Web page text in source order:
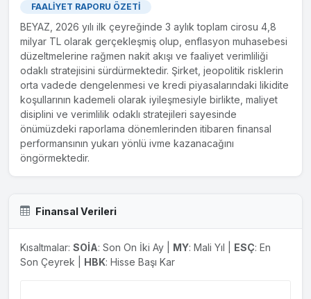
Yeni bayilik alımı ile ilgili görüşmelere başlanması
FAALİYET RAPORU ÖZETİ
BEYAZ, 2026 yılı ilk çeyreğinde 3 aylık toplam cirosu 4,8
milyar TL olarak gerçekleşmiş olup, enflasyon muhasebesi
düzeltmelerine rağmen nakit akışı ve faaliyet verimliliği
odaklı stratejisini sürdürmektedir. Şirket, jeopolitik risklerin
orta vadede dengelenmesi ve kredi piyasalarındaki likidite
koşullarının kademeli olarak iyileşmesiyle birlikte, maliyet
disiplini ve verimlilik odaklı stratejileri sayesinde
önümüzdeki raporlama dönemlerinden itibaren finansal
performansının yukarı yönlü ivme kazanacağını
öngörmektedir.
Finansal Verileri
Kısaltmalar: SOİA: Son On İki Ay | MY: Mali Yıl | ESÇ: En
Son Çeyrek | HBK: Hisse Başı Kar